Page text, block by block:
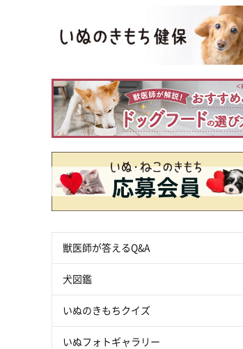
獣医師が答えるQ&A
犬図鑑
いぬのきもちクイズ
いぬフォトギャラリー